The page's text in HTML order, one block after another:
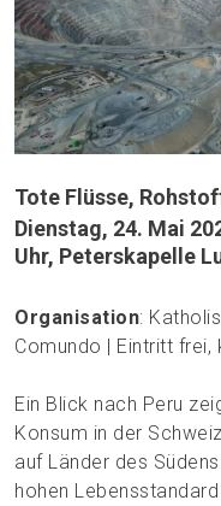
Tote Flüsse,
Dienstag, 24. Mai
Uhr, Peterskapelle
Organisation:
Comundo | Eintritt
Ein Blick nach Peru
Konsum in der
auf Länder des
hohen